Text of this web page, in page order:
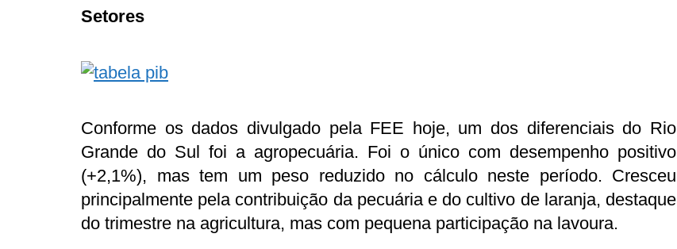
Setores
Conforme os dados divulgado pela FEE hoje, um dos diferenciais do Rio
Grande do Sul foi a agropecuária. Foi o único com desempenho positivo
(+2,1%), mas tem um peso reduzido no cálculo neste período. Cresceu
principalmente pela contribuição da pecuária e do cultivo de laranja, destaque
do trimestre na agricultura, mas com pequena participação na lavoura.